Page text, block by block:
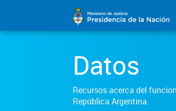
Datos
Recursos acerca del
República Argentina.